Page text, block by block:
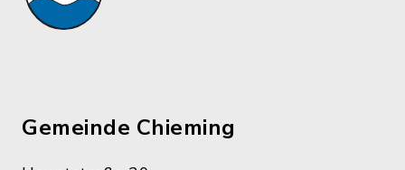
Gemeinde Chieming